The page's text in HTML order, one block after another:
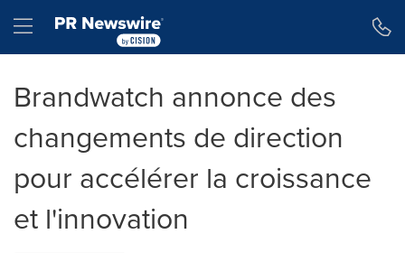
Hamburger menu
Brandwatch annonce des
changements de direction
pour accélérer la croissance
et l'innovation